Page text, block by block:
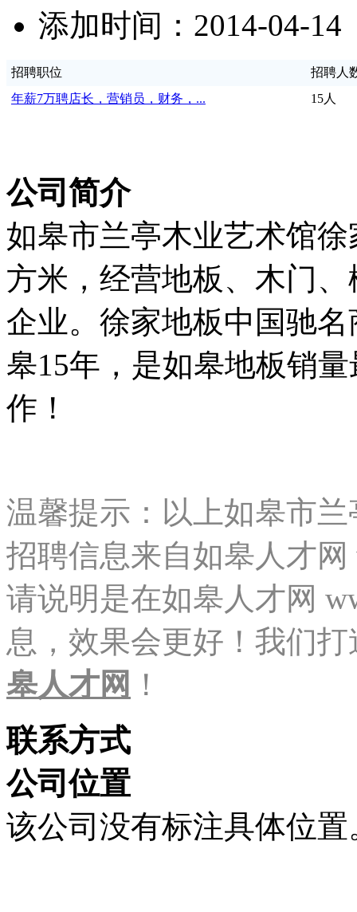
添加时间：2014-04-14
招聘职位
招聘人
年薪7万聘店长，营销员，财务，...
15人
公司简介
如皋市兰亭木业艺术馆
方米，经营地板、木门
企业。徐家地板中国驰
皋15年，是如皋地板销
作！
温馨提示：以上如皋市
招聘信息来自如皋人才网
请说明是在如皋人才网
息，效果会更好！我们
皋人才网 ！
联系方式
公司位置
该公司没有标注具体位置